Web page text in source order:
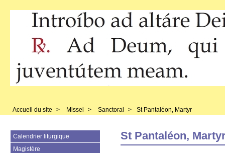
Accueil du site > Missel > Sanctoral > St Pantaléon, Martyr
St Pantaléon,
Calendrier liturgique
Magistère